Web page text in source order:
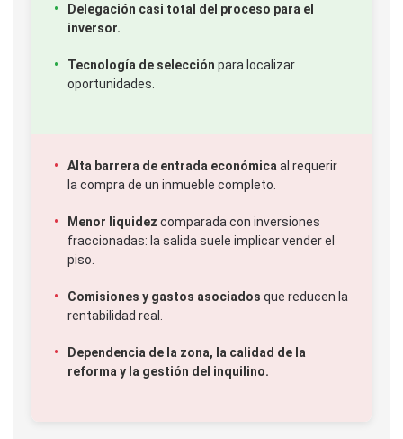
Delegación casi total del proceso para el
inversor.
Tecnología de selección para localizar
oportunidades.
Alta barrera de entrada económicaal requerir
la compra de un inmueble completo.
Menor liquidez comparada con inversiones
fraccionadas: la salida suele implicar vender el
piso.
Comisiones y gastos asociados que reducen la
rentabilidad real.
Dependencia de la zona, la calidad de la
reforma y la gestión del inquilino.